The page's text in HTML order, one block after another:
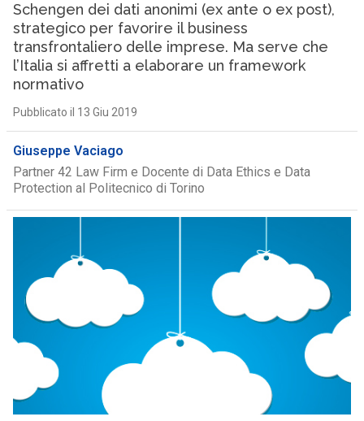
Schengen dei dati anonimi (ex ante o ex post),
strategico per favorire il business
transfrontaliero delle imprese. Ma serve che
l’Italia si affretti a elaborare un framework
normativo
Pubblicato il 13 Giu 2019
Giuseppe Vaciago
Partner 42 Law Firm e Docente di Data Ethics e Data
Protection al Politecnico di Torino